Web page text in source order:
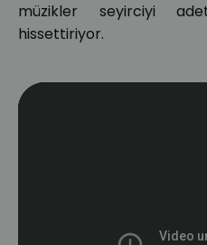
müzikler seyirciyi
hissettiriyor.